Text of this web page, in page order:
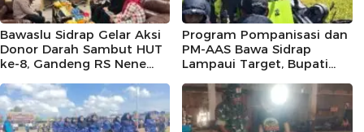
Bawaslu Sidrap Gelar Aksi
Donor Darah Sambut HUT
ke-8, Gandeng RS Nene
Program Pompanisasi dan
PM-AAS Bawa Sidrap
Lampaui Target, Bupati
bagi Petani Berprestasi